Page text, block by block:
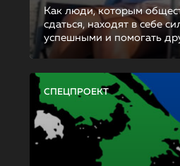
Как люди, которым
сдаться, находят в себе
успешными и помогать
СПЕЦПРОЕКТ